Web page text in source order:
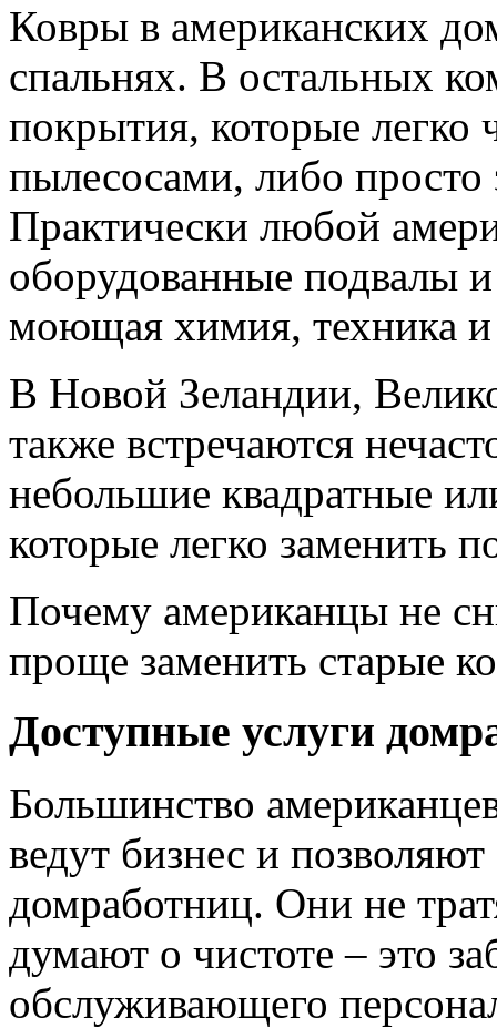
Ковры в американских
спальнях. В остальных
покрытия, которые
пылесосами, либо
Практически любой
оборудованные подвалы
моющая химия, техника и
В Новой Зеландии,
также встречаются
небольшие квадратные
которые легко заменить
Почему американцы не
проще заменить старые
Доступные услуги
Большинство
ведут бизнес и позволяют
домработниц. Они не
думают о чистоте – это
обслуживающего